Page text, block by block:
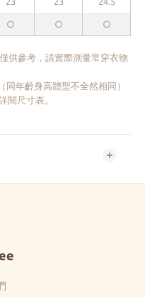
○ ○ ○
供參考，請實際測量常穿衣物
年齡身高體型不全然相同）
閱尺寸表。